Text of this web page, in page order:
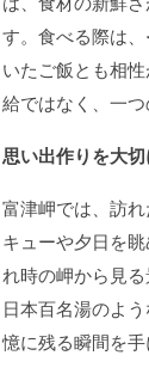
す。食べる際は、
いたご飯とも相
給ではなく、一
思い出作りを大
富津岬では、訪
キューや夕日を
れ時の岬から見
日本百名湯のよ
憶に残る瞬間を手